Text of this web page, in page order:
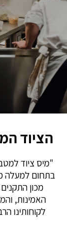
הציוד
"מיס ציוד
האמינות,
לקוחותינו